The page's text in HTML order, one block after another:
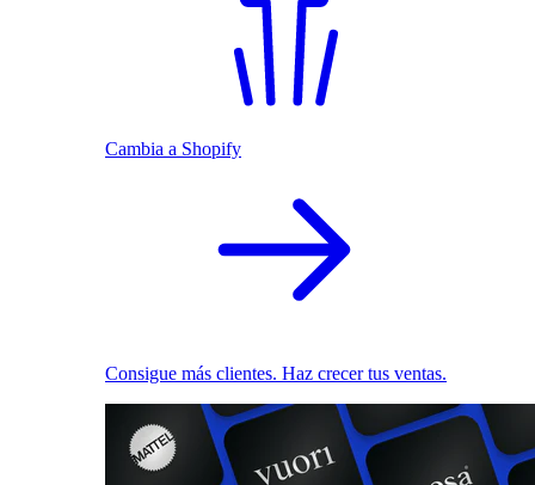
Cambia a Shopify
Consigue más clientes. Haz crecer tus ventas.